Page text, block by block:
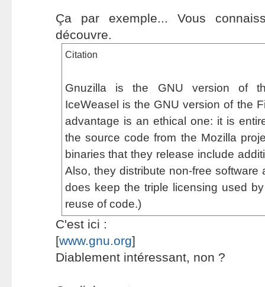
Ça par exemple... Vous
découvre.
Citation
Gnuzilla is the GNU version of
IceWeasel is the GNU version of the
advantage is an ethical one: it is
the source code from the Mozilla
binaries that they release include
Also, they distribute non-free software
does keep the triple licensing used
reuse of code.)
C'est ici :
[www.gnu.org]
Diablement intéressant, non ?